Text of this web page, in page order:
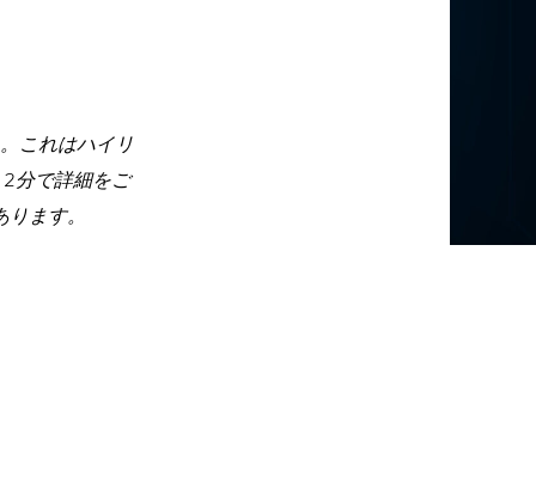
これはハイリ
分で詳細をご
ます。